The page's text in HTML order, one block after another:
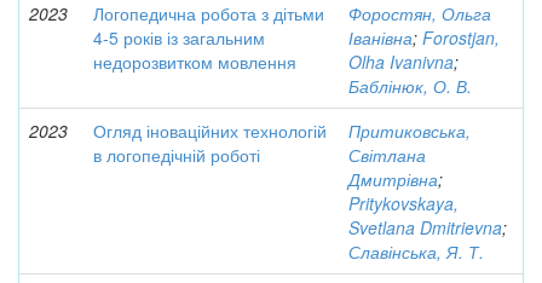
2023
Логопедична робота з дітьми
4-5 років із загальним
недорозвитком мовлення
Форостян, Ольга
Іванівна; Forostjan,
Olha Ivanivna;
Баблінюк, О. В.
2023
Огляд іноваційних технологій
в логопедічній роботі
Притиковська,
Світлана
Дмитрівна;
Pritykovskaya,
Svetlana Dmitrievna;
Славінська, Я. Т.